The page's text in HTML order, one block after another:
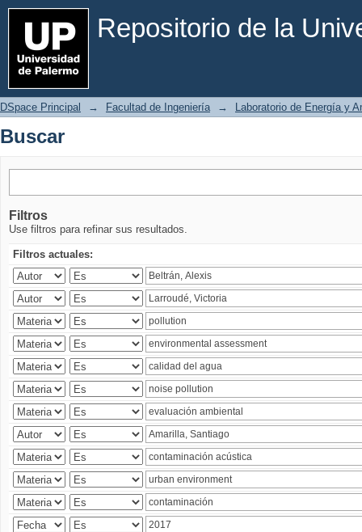
Repositorio de la
Buscar
DSpace Principal → Facultad de Ingeniería → Laboratorio de Energía y
Buscar
Filtros
Use filtros para refinar sus resultados.
Filtros actuales: